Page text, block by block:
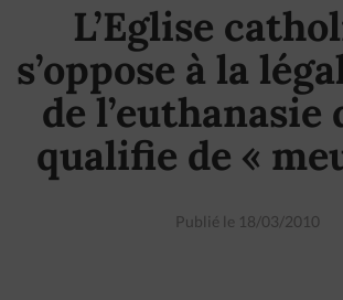
L’Eglise
s’oppose à la
de l’euthanasie
qualifie de «
Publié le 18/03/2010